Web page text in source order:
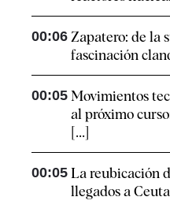
00:06 Zapatero: de la
fascinación
00:05 Movimientos
al próximo
[...]
00:05 La reubicación
llegados a